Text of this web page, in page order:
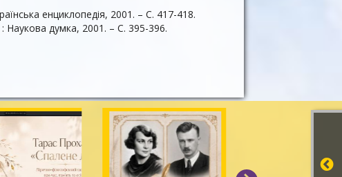
енциклопедія, 2001. – С. 417-418.
Наукова думка, 2001. – С. 395-396.